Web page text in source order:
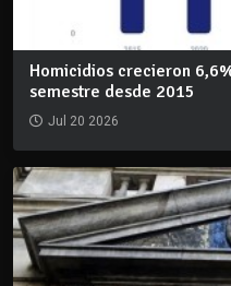
Homicidios crecieron
semestre desde 2015
Jul 20 2026